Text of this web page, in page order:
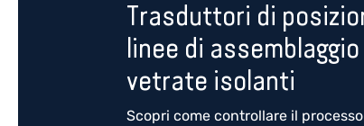
Trasduttori di
linee di
vetrate isolanti
Scopri come controllare il